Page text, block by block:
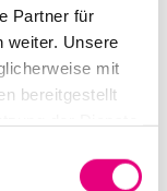
Partner für
weiter. Unsere
mit
bereitgestellt